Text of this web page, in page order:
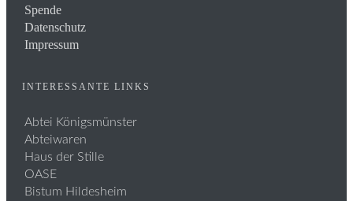
Spende
Datenschutz
Impressum
INTERESSANTE LINKS
Abtei Königsmünster
Abteiwaren
Haus der Stille
OASE
Bistum Hildesheim